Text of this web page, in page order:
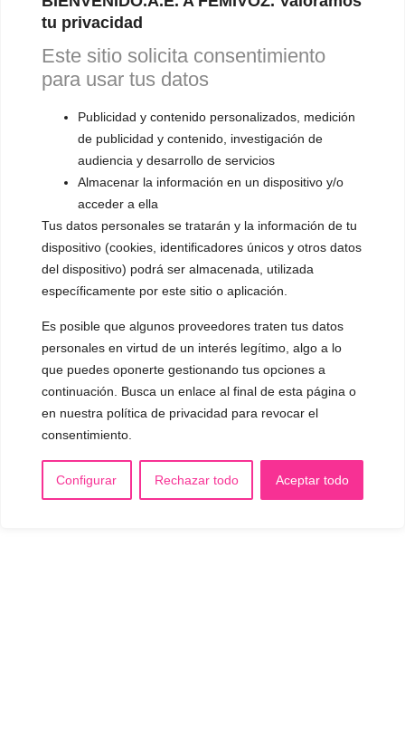
tu privacidad
Este sitio solicita consentimiento
para usar tus datos
Publicidad y contenido personalizados, medición
de publicidad y contenido, investigación de
audiencia y desarrollo de servicios
Almacenar la información en un dispositivo y/o
acceder a ella
Tus datos personales se tratarán y la información de tu
dispositivo (cookies, identificadores únicos y otros datos
del dispositivo) podrá ser almacenada, utilizada
específicamente por este sitio o aplicación.
Es posible que algunos proveedores traten tus datos
personales en virtud de un interés legítimo, algo a lo
que puedes oponerte gestionando tus opciones a
continuación. Busca un enlace al final de esta página o
en nuestra política de privacidad para revocar el
consentimiento.
Configurar Rechazar todo Aceptar todo